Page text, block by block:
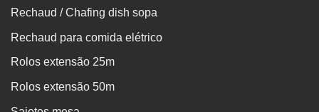
Rechaud / Chafing dish sopa
Rechaud para comida elétrico
Rolos extensão 25m
Rolos extensão 50m